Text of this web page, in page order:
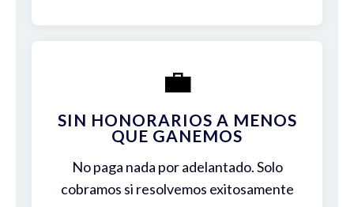
💼
SIN HONORARIOS A MENOS
QUE GANEMOS
No paga nada por adelantado. Solo
cobramos si resolvemos exitosamente